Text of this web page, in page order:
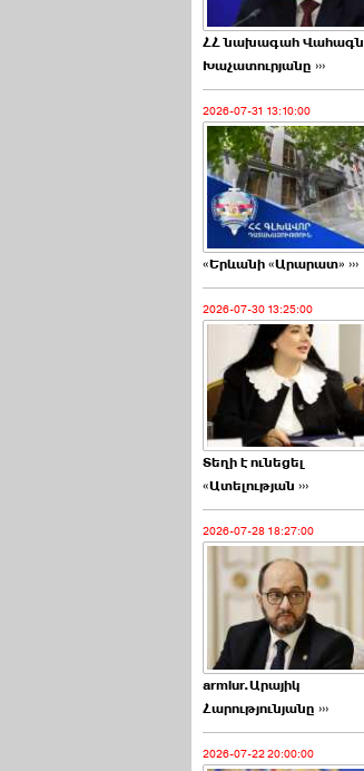
ՀՀ նախագահ Վահագն
Խաչատուրյանը ›››
2026-07-31 13:10:00
«Երևանի «Արարատ» ›››
2026-07-30 13:25:00
Տեղի է ունեցել
«Ատելության ›››
2026-07-28 18:27:00
armlur.Արայիկ
Հարությունյանը ›››
2026-07-22 20:00:00